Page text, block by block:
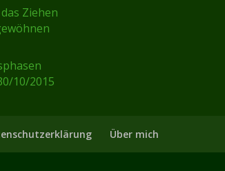
Ziehen
10/2015
Über mich